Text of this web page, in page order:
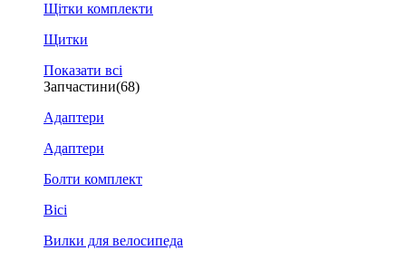
Щітки комплекти
Щитки
Показати всі
Запчастини(68)
Адаптери
Адаптери
Болти комплект
Вісі
Вилки для велосипеда